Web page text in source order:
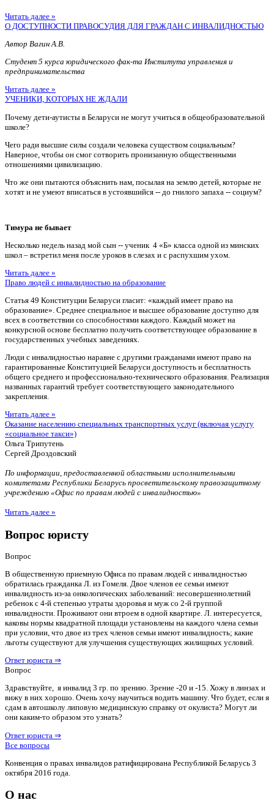
Читать далее »
О ДОСТУПНОСТИ ПРАВОСУДИЯ ДЛЯ ГРАЖДАН С ИНВАЛИДНОСТЬЮ
Автор Вагин А.В.
Студент 5 курса юридического фак-та Института управления и
предпринимательства
Читать далее »
УЧЕНИКИ, КОТОРЫХ НЕ ЖДАЛИ
Почему дети-аутисты в Беларуси не могут учиться в общеобразовательной
школе?
Чего ради высшие силы создали человека существом социальным?
Наверное, чтобы он смог сотворить пронизанную общественными
отношениями цивилизацию.
Что же они пытаются объяснить нам, посылая на землю детей, которые не
хотят и не умеют вписаться в устоявшийся -- до гнилого запаха -- социум?
Тимура не бывает
Несколько недель назад мой сын -- ученик 4 «Б» класса одной из минских
школ – встретил меня после уроков в слезах и с распухшим ухом.
Читать далее »
Право людей с инвалидностью на образование
Статья 49 Конституции Беларуси гласит: «каждый имеет право на
образование». Среднее специальное и высшее образование доступно для
всех в соответствии со способностями каждого. Каждый может на
конкурсной основе бесплатно получить соответствующее образование в
государственных учебных заведениях.
Люди с инвалидностью наравне с другими гражданами имеют право на
гарантированные Конституцией Беларуси доступность и бесплатность
общего среднего и профессионально-технического образования. Реализация
названных гарантий требует соответствующего законодательного
закрепления.
Читать далее »
Оказание населению специальных транспортных услуг (включая услугу
«социальное такси»)
Ольга Трипутень
Сергей Дроздовский
По информации, предоставленной областными исполнительными
комитетами Республики Беларусь просветительскому правозащитному
учреждению «Офис по правам людей с инвалидностью»
Читать далее »
Вопрос юристу
Вопрос
В общественную приемную Офиса по правам людей с инвалидностью
обратилась гражданка Л. из Гомеля. Двое членов ее семьи имеют
инвалидность из-за онкологических заболеваний: несовершеннолетний
ребенок с 4-й степенью утраты здоровья и муж со 2-й группой
инвалидности. Проживают они втроем в одной квартире. Л. интересуется,
каковы нормы квадратной площади установлены на каждого члена семьи
при условии, что двое из трех членов семьи имеют инвалидность; какие
льготы существуют для улучшения существующих жилищных условий.
Ответ юриста ⇒
Вопрос
Здравствуйте, я инвалид 3 гр. по зрению. Зрение -20 и -15. Хожу в линзах и
вижу в них хорошо. Очень хочу научиться водить машину. Что будет, если я
сдам в автошколу липовую медицинскую справку от окулиста? Могут ли
они каким-то образом это узнать?
Ответ юриста ⇒
Все вопросы
Конвенция о правах инвалидов ратифицирована Республикой Беларусь 3
октября 2016 года.
О нас